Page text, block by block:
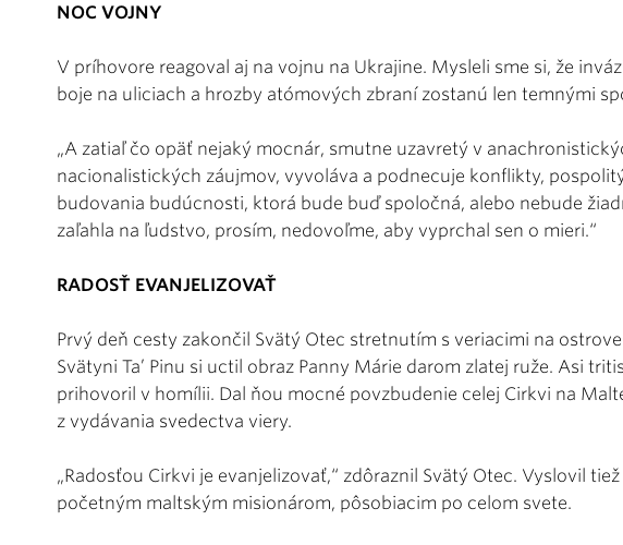
NOC VOJNY
V príhovore reagoval aj na vojnu na Ukrajine. Mysleli sme si, že
boje na uliciach a hrozby atómových zbraní zostanú len temnými
„A zatiaľ čo opäť nejaký mocnár, smutne uzavretý v
nacionalistických záujmov, vyvoláva a podnecuje konflikty,
budovania budúcnosti, ktorá bude buď spoločná, alebo nebude
zaľahla na ľudstvo, prosím, nedovoľme, aby vyprchal sen o mieri.“
RADOSŤ EVANJELIZOVAŤ
Prvý deň cesty zakončil Svätý Otec stretnutím s veriacimi na
Svätyni Ta’ Pinu si uctil obraz Panny Márie darom zlatej ruže. Asi
prihovoril v homílii. Dal ňou mocné povzbudenie celej Cirkvi na
z vydávania svedectva viery.
„Radosťou Cirkvi je evanjelizovať,“ zdôraznil Svätý Otec. Vyslovil
početným maltským misionárom, pôsobiacim po celom svete.